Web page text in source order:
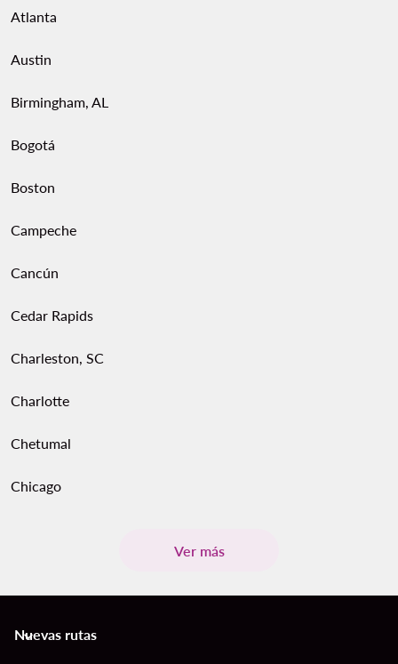
Atlanta
Austin
Birmingham, AL
Bogotá
Boston
Campeche
Cancún
Cedar Rapids
Charleston, SC
Charlotte
Chetumal
Chicago
Ver más
Nuevas rutas
keyboard_arrow_down